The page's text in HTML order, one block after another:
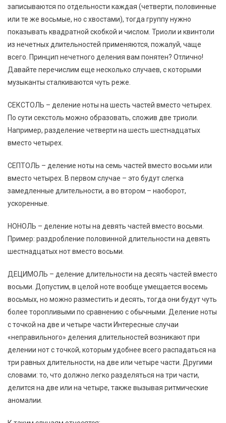
записываются по отдельности каждая (четверти, половинные
или те же восьмые, но с хвостами), тогда группу нужно
показывать квадратной скобкой и числом. Триоли и квинтоли
из нечетных длительностей применяются, пожалуй, чаще
всего. Принцип нечетного деления вам понятен? Отлично!
Давайте перечислим еще несколько случаев, с которыми
музыканты сталкиваются чуть реже.
СЕКСТОЛЬ – деление ноты на шесть частей вместо четырех.
По сути секстоль можно образовать, сложив две триоли.
Например, разделение четверти на шесть шестнадцатых
вместо четырех.
СЕПТОЛЬ – деление ноты на семь частей вместо восьми или
вместо четырех. В первом случае – это будут слегка
замедленные длительности, а во втором – наоборот,
ускоренные.
НОНОЛЬ – деление ноты на девять частей вместо восьми.
Пример: раздробление половинной длительности на девять
шестнадцатых нот вместо восьми.
ДЕЦИМОЛЬ – деление длительности на десять частей вместо
восьми. Допустим, в целой ноте вообще умещается восемь
восьмых, но можно разместить и десять, тогда они будут чуть
более торопливыми по сравнению с обычными. Деление ноты
с точкой на две и четыре части Интересные случаи
«неправильного» деления длительностей возникают при
делении нот с точкой, которым удобнее всего распадаться на
три равных длительности, на две или четыре части. Другими
словами: то, что должно легко разделяться на три части,
делится на две или на четыре, также вызывая ритмические
аномалии.